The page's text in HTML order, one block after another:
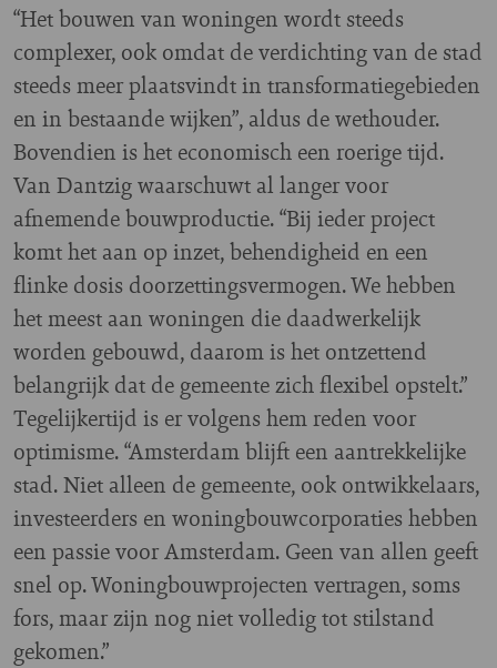
“Het bouwen van woningen wordt steeds
complexer, ook omdat de verdichting van de stad
steeds meer plaatsvindt in transformatiegebieden
en in bestaande wijken”, aldus de wethouder.
Bovendien is het economisch een roerige tijd.
Van Dantzig waarschuwt al langer voor
afnemende bouwproductie. “Bij ieder project
komt het aan op inzet, behendigheid en een
flinke dosis doorzettingsvermogen. We hebben
het meest aan woningen die daadwerkelijk
worden gebouwd, daarom is het ontzettend
belangrijk dat de gemeente zich flexibel opstelt.”
Tegelijkertijd is er volgens hem reden voor
optimisme. “Amsterdam blijft een aantrekkelijke
stad. Niet alleen de gemeente, ook ontwikkelaars,
investeerders en woningbouwcorporaties hebben
een passie voor Amsterdam. Geen van allen geeft
snel op. Woningbouwprojecten vertragen, soms
fors, maar zijn nog niet volledig tot stilstand
gekomen.”